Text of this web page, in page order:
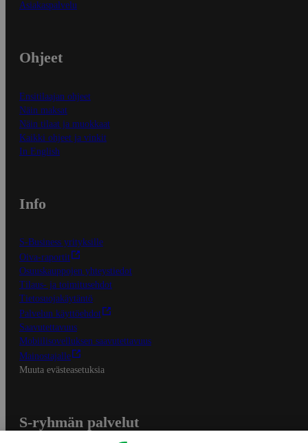
Asiakaspalvelu
Ohjeet
Ensitilaajan ohjeet
Näin maksat
Näin tilaat ja muokkaat
Kaikki ohjeet ja vinkit
In English
Info
S-Business yrityksille
Oiva-raportit
Osuuskauppojen yhteystiedot
Tilaus- ja toimitusehdot
Tietosuojakäytäntö
Palvelun käyttöehdot
Saavutettavuus
Mobiilisovelluksen saavutettavuus
Mainostajalle
Muuta evästeasetuksia
S-ryhmän palvelut